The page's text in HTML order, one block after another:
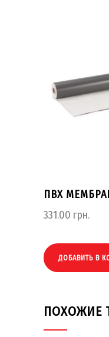
ПВХ
331.00 грн.
ДОБАВИТЬ В
ПОХОЖИЕ